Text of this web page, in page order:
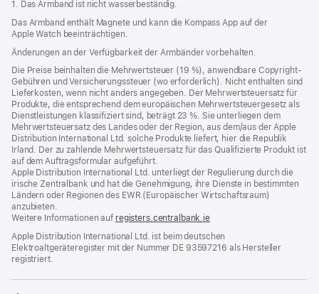
1. Das Armband ist nicht wasserbeständig.
Das Armband enthält Magnete und kann die Kompass App auf der
Apple Watch beeinträchtigen.
Änderungen an der Verfügbarkeit der Armbänder vorbehalten.
Die Preise beinhalten die Mehrwertsteuer (19 %), anwendbare Copyright-
Gebühren und Versicherungssteuer (wo erforderlich). Nicht enthalten sind
Lieferkosten, wenn nicht anders angegeben. Der Mehrwertsteuersatz für
Produkte, die entsprechend dem europäischen Mehrwertsteuergesetz als
Dienstleistungen klassifiziert sind, beträgt 23 %. Sie unterliegen dem
Mehrwertsteuersatz des Landes oder der Region, aus dem/aus der Apple
Distribution International Ltd. solche Produkte liefert, hier die Republik
Irland. Der zu zahlende Mehrwertsteuersatz für das Qualifizierte Produkt ist
auf dem Auftragsformular aufgeführt.
Apple Distribution International Ltd. unterliegt der Regulierung durch die
irische Zentralbank und hat die Genehmigung, ihre Dienste in bestimmten
Ländern oder Regionen des EWR (Europäischer Wirtschaftsraum)
anzubieten.
Weitere Informationen auf registers.centralbank.ie
Apple Distribution International Ltd. ist beim deutschen
Elektroaltgeräteregister mit der Nummer DE 93597216 als Hersteller
registriert.